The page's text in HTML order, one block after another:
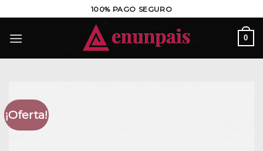
al
contenido
100% PAGO SEGURO
0
¡Oferta!